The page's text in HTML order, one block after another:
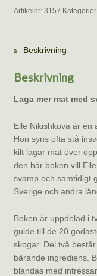
matälskare
Artikelnr: 3157
Beskrivning
Beskrivning
Laga mer mat med
Elle Nikishkova är en
Hon syns ofta stå
kilt lagar mat över
den här boken vill
svamp och samtidigt
Sverige och andra
Boken är uppdelad i
guide till de 20
skogar. Del två
bärande ingrediens.
blandas med